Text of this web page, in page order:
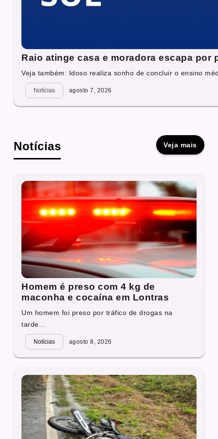
Raio atinge casa e moradora escapa por
Veja também: Idoso realiza sonho de concluir o ensino
Notícias agosto 7, 2026
Notícias Veja mais
Homem é preso com 4 kg de
maconha e cocaína em Lontras
Um homem foi preso por tráfico de drogas na
tarde...
Notícias agosto 8, 2026